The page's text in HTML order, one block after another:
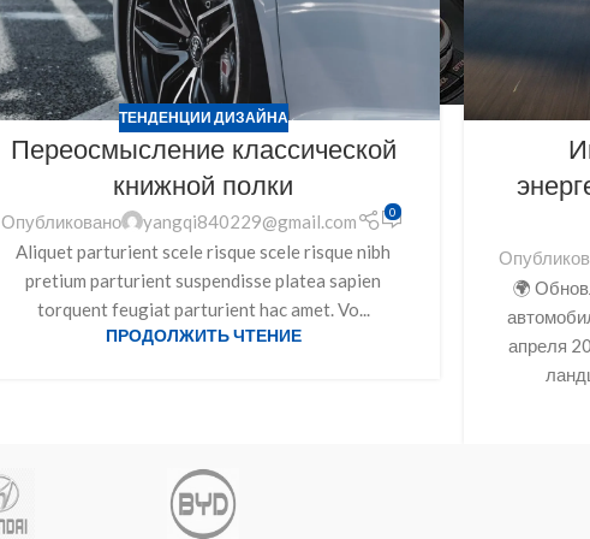
ТЕНДЕНЦИИ ДИЗАЙНА
Переосмысление классической
книжной полки
Опубликовано yangqi840229@gmail.com 0
Aliquet parturient scele risque scele risque nibh
pretium parturient suspendisse platea sapien
torquent feugiat parturient hac amet. Vo...
ПРОДОЛЖИТЬ ЧТЕНИЕ
🌍
апреля